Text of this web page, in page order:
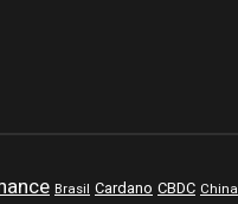
Brasil Cardano CBDC China